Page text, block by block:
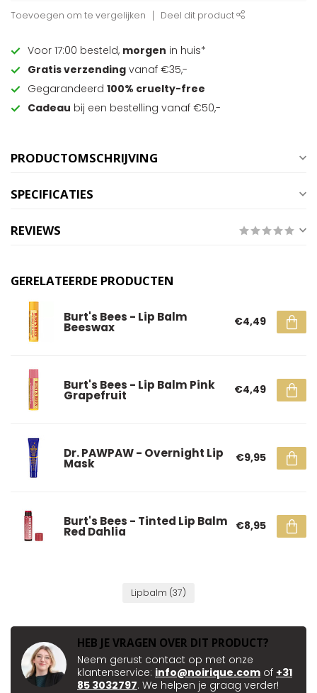
Toevoegen om te vergelijken Deel dit product
Voor 17:00 besteld, morgen in huis*
Gratis verzending vanaf €35,-
Gegarandeerd 100% cruelty-free
Cadeau bij een bestelling vanaf €50,-
PRODUCTOMSCHRIJVING
SPECIFICATIES
REVIEWS
GERELATEERDE PRODUCTEN
Burt's Bees - Lip Balm
Beeswax €4,49
Burt's Bees - Lip Balm Pink
Grapefruit €4,49
Dr. PAWPAW - Overnight Lip
Mask €9,95
Burt's Bees - Tinted Lip Balm
Red Dahlia €8,95
Lipbalm (37)
HEB JE VRAGEN OVER DIT PRODUCT?
Neem gerust contact op met onze
klantenservice: info@noirique.com of +31
85 3032797. We helpen je graag verder!